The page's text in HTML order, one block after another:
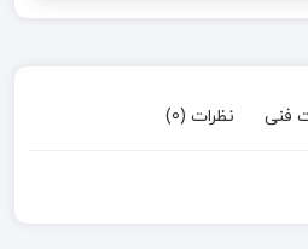
فنی نظرات (0)